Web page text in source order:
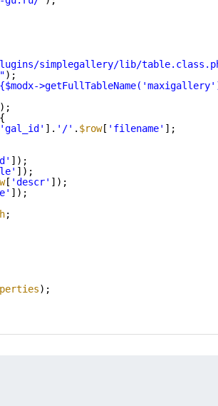
simplegallery/lib/
);
{$modx-
);
'gal_id' ]. '/' . $row[ 'filename' ];
]);
]);
[ 'descr' ]);
]);
;
);